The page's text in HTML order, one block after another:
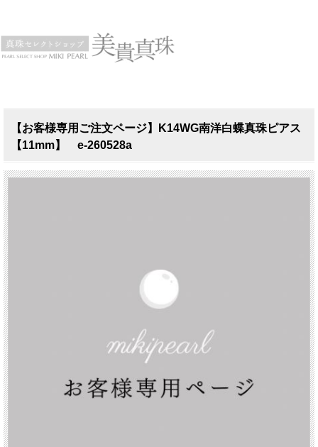
【お客様専用ご注文ページ】K14WG南洋白蝶真珠ピアス
【11mm】 e-260528a